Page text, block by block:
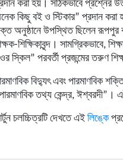
করা হয়। সঠিকভাবে প্রশ্নের
কিছু বই ও স্টিকার” প্রদান করা
অনুষ্ঠানে উপস্থিত ছিলেন রূপপুর
শিক্ষিকাবৃন্দ। সামগ্রিকভাবে,
স্কিল” পরবর্তী প্রজন্মের তরুণ
বিদ্যুৎ এবং পারমাণবিক
তথ্য কেন্দ্র, ঈশ্বরদী”।
চলচ্চিত্রটি দেখতে এইলিঙ্কে